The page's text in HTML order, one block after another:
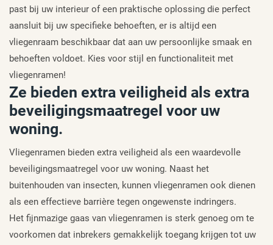
past bij uw interieur of een praktische oplossing die perfect
aansluit bij uw specifieke behoeften, er is altijd een
vliegenraam beschikbaar dat aan uw persoonlijke smaak en
behoeften voldoet. Kies voor stijl en functionaliteit met
vliegenramen!
Ze bieden extra veiligheid als extra
beveiligingsmaatregel voor uw
woning.
Vliegenramen bieden extra veiligheid als een waardevolle
beveiligingsmaatregel voor uw woning. Naast het
buitenhouden van insecten, kunnen vliegenramen ook dienen
als een effectieve barrière tegen ongewenste indringers.
Het fijnmazige gaas van vliegenramen is sterk genoeg om te
voorkomen dat inbrekers gemakkelijk toegang krijgen tot uw